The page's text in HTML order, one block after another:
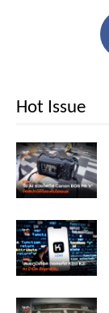
Hot Issue